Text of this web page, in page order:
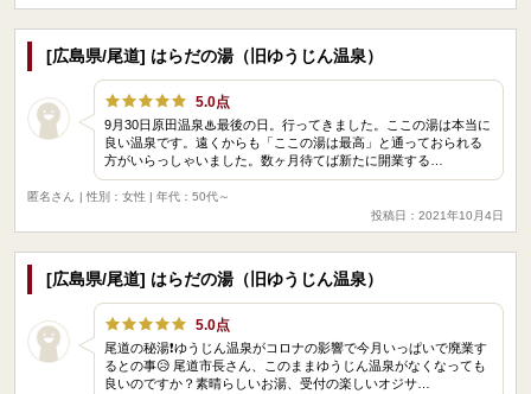
[広島県/尾道] はらだの湯（旧ゆうじん温泉）
5.0点
9月30日原田温泉♨最後の日。行ってきました。ここの湯は本当に
良い温泉です。遠くからも「ここの湯は最高」と通っておられる
方がいらっしゃいました。数ヶ月待てば新たに開業する…
匿名さん
| 性別：女性 | 年代：50代～
投稿日：2021年10月4日
[広島県/尾道] はらだの湯（旧ゆうじん温泉）
5.0点
尾道の秘湯❗ゆうじん温泉がコロナの影響で今月いっぱいで廃業す
るとの事😥 尾道市長さん、このままゆうじん温泉がなくなっても
良いのですか？素晴らしいお湯、受付の楽しいオジサ…